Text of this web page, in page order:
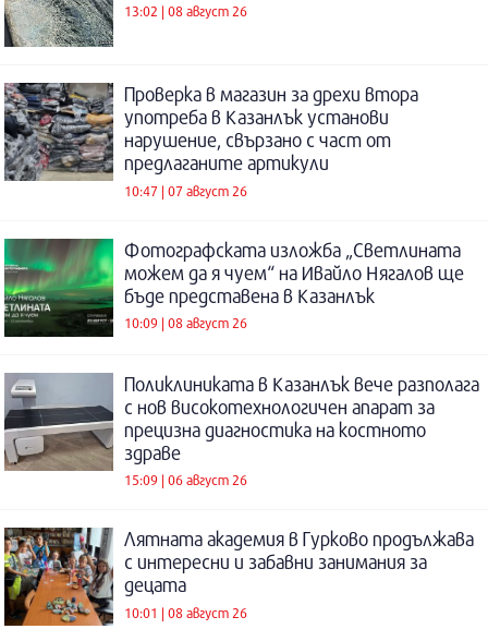
13:02 | 08 август 26
Проверка в магазин за дрехи втора
употреба в Казанлък установи
нарушение, свързано с част от
предлаганите артикули
10:47 | 07 август 26
Фотографската изложба „Светлината
можем да я чуем“ на Ивайло Нягалов ще
бъде представена в Казанлък
10:09 | 08 август 26
Поликлиниката в Казанлък вече разполага
с нов високотехнологичен апарат за
прецизна диагностика на костното
здраве
15:09 | 06 август 26
Лятната академия в Гурково продължава
с интересни и забавни занимания за
децата
10:01 | 08 август 26